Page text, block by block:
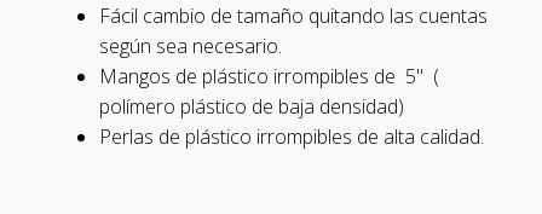
Fácil cambio de tamaño quitando las cuentas
según sea necesario.
Mangos de plástico irrompibles de 5" (
polímero plástico de baja densidad)
Perlas de plástico irrompibles de alta calidad.